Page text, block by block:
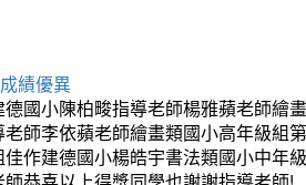
績優異
國小陳柏畯指導老師楊雅蘋老師繪
師李依蘋老師繪畫類國小高年級組
作建德國小楊皓宇書法類國小中年